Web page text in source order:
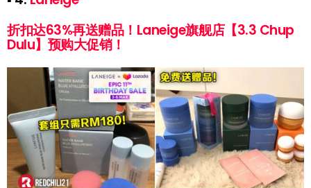
折扣达63%再送赠品！Laneige旗舰店【3.3 Chup
Dulu】预购大促销！